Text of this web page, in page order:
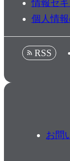
情報セ
個人情
RSS
お問